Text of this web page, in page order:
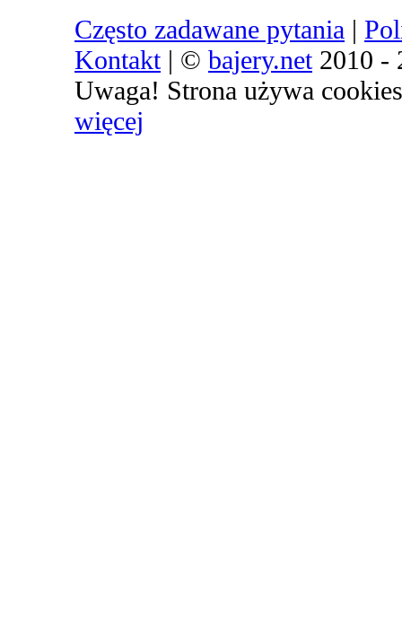
Często zadawane pytania |
Kontakt| © bajery.net2010 -
Uwaga! Strona używa
więcej